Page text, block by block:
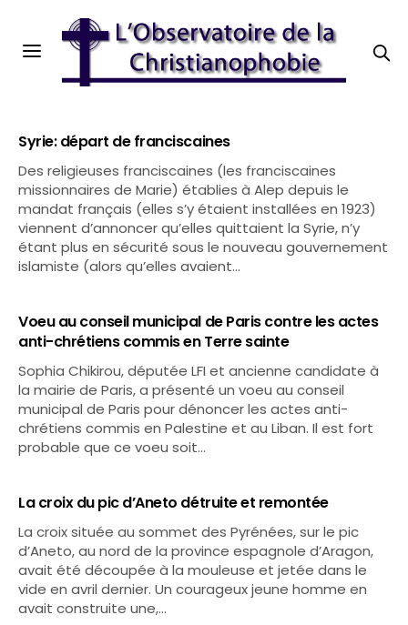
Syrie: départ de franciscaines
Des religieuses franciscaines (les franciscaines
missionnaires de Marie) établies à Alep depuis le
mandat français (elles s’y étaient installées en 1923)
viennent d’annoncer qu’elles quittaient la Syrie, n’y
étant plus en sécurité sous le nouveau gouvernement
islamiste (alors qu’elles avaient…
Voeu au conseil municipal de Paris contre les actes
anti-chrétiens commis en Terre sainte
Sophia Chikirou, députée LFI et ancienne candidate à
la mairie de Paris, a présenté un voeu au conseil
municipal de Paris pour dénoncer les actes anti-
chrétiens commis en Palestine et au Liban. Il est fort
probable que ce voeu soit…
La croix du pic d’Aneto détruite et remontée
La croix située au sommet des Pyrénées, sur le pic
d’Aneto, au nord de la province espagnole d’Aragon,
avait été découpée à la mouleuse et jetée dans le
vide en avril dernier. Un courageux jeune homme en
avait construite une,…